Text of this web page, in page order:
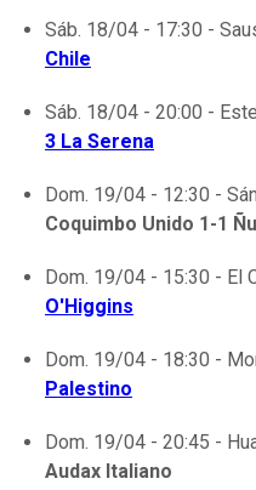
Sáb. 18/04 - 17:30 -
Chile
Sáb. 18/04 - 20:00 -
3 La Serena
Dom. 19/04 - 12:30 -
Coquimbo Unido 1-1
Dom. 19/04 - 15:30 - El
O'Higgins
Dom. 19/04 - 18:30 -
Palestino
Dom. 19/04 - 20:45 -
Audax Italiano